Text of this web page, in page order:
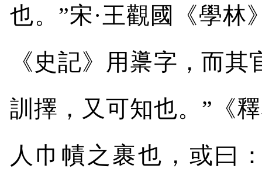
也。 ”宋·王觀國《學林
《史記》用䆃字，而
訓擇，又可知也。 ” 《
人巾幘之裹也，或曰